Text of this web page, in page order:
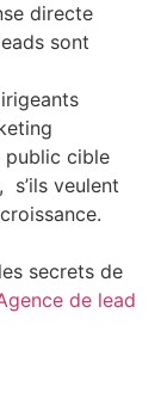
directe
sont
public cible
s’ils veulent
secrets de
de lead